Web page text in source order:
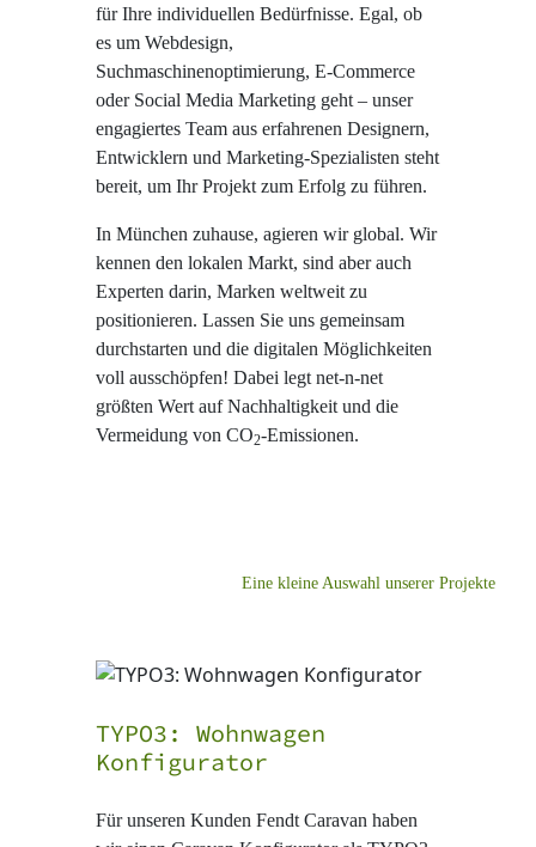
für Ihre individuellen Bedürfnisse. Egal, ob
es um Webdesign,
Suchmaschinenoptimierung, E-Commerce
oder Social Media Marketing geht – unser
engagiertes Team aus erfahrenen Designern,
Entwicklern und Marketing-Spezialisten steht
bereit, um Ihr Projekt zum Erfolg zu führen.
In München zuhause, agieren wir global. Wir
kennen den lokalen Markt, sind aber auch
Experten darin, Marken weltweit zu
positionieren. Lassen Sie uns gemeinsam
durchstarten und die digitalen Möglichkeiten
voll ausschöpfen! Dabei legt net-n-net
größten Wert auf Nachhaltigkeit und die
Vermeidung von CO2-Emissionen.
Eine kleine Auswahl unserer Projekte
TYPO3: Wohnwagen
Konfigurator
Für unseren Kunden Fendt Caravan haben